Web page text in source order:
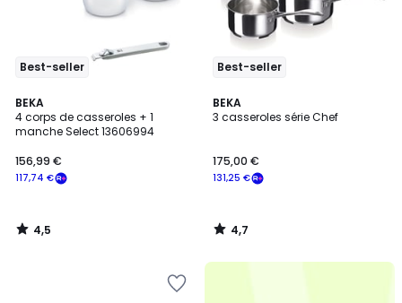
Best-seller
BEKA
4 corps de casseroles + 1
manche Select 13606994
117,74 €
156,99 €
4,5
/ 5
4,5
/
Best-seller
BEKA
3 casseroles série Chef
131,25 €
175,00 €
4,7
/ 5
4,7
/